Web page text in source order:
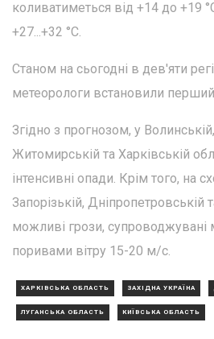
коливатиметься від +14 до +19
+27...+32 °С.
Станом на сьогодні в дев'яти
метеорологи встановили
Згідно з прогнозом, у
Житомирській та Харківській
інтенсивні опади. Крім того, на
Запорізькій, Дніпропетровській
можливі грози, супроводжувані
поривами вітру 15-20 м/с.
ХАРКІВСЬКА ОБЛАСТЬ ЗАХІДНА УКРАЇНА
ЛУГАНСЬКА ОБЛАСТЬ КИЇВСЬКА ОБЛАСТЬ